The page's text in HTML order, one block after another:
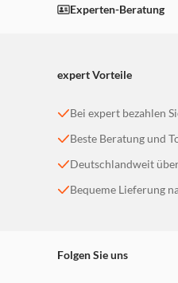
Einstellungen
Experten-Beratung
expert Vorteile
Bei expert bezahlen
Beste Beratung und
Deutschlandweit
Bequeme Lieferung
Folgen Sie uns